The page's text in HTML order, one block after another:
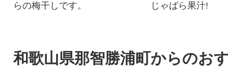
らの梅干しです。
じゃばら果汁!
和歌山県那智勝浦町からのお